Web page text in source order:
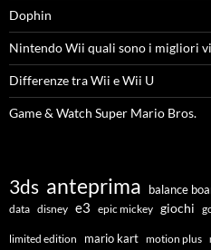
Dophin
Nintendo Wii quali sono i migliori
Differenze tra Wii e Wii U
Game & Watch Super Mario Bros.
3ds anteprima balance
data disney e3 epic mickey giochi
limited edition mario kart motion plus